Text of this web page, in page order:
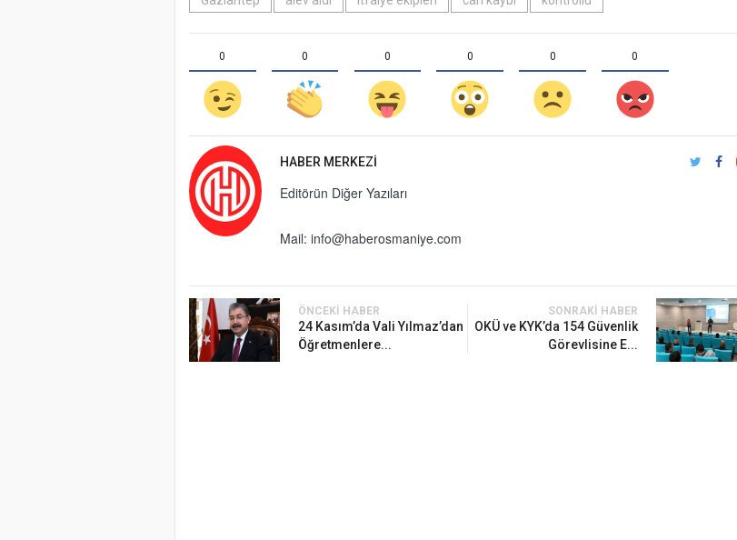
0 0 0 0 0 0
HABER MERKEZI
Editörün Diğer Yazıları
Mail: info@haberosmaniye.com
ÖNCEKI HABER
24 Kasım’da Vali Yılmaz’dan
Öğretmenlere...
SONRAKI HABER
OKÜ ve KYK’da 154 Güvenlik
Görevlisine E...